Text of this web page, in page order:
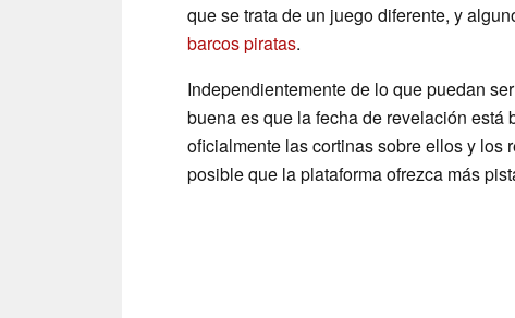
que se trata de un juego diferente, y
barcos piratas.
Independientemente de lo que puedan
buena es que la fecha de revelación está
oficialmente las cortinas sobre ellos y los
posible que la plataforma ofrezca más